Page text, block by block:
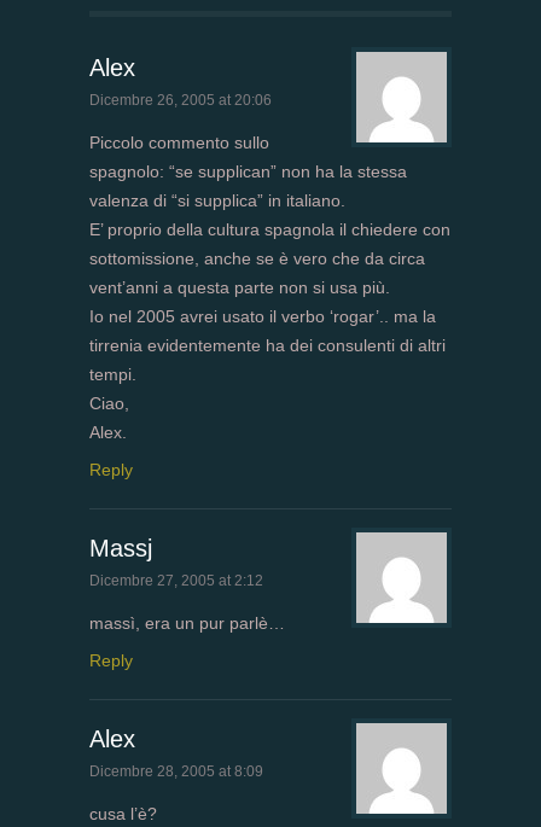
Alex
Dicembre 26, 2005 at 20:06
Piccolo commento sullo
spagnolo: “se supplican” non ha la stessa
valenza di “si supplica” in italiano.
E’ proprio della cultura spagnola il chiedere con
sottomissione, anche se è vero che da circa
vent’anni a questa parte non si usa più.
Io nel 2005 avrei usato il verbo ‘rogar’.. ma la
tirrenia evidentemente ha dei consulenti di altri
tempi.
Ciao,
Alex.
Reply
Massj
Dicembre 27, 2005 at 2:12
massì, era un pur parlè…
Reply
Alex
Dicembre 28, 2005 at 8:09
cusa l’è?